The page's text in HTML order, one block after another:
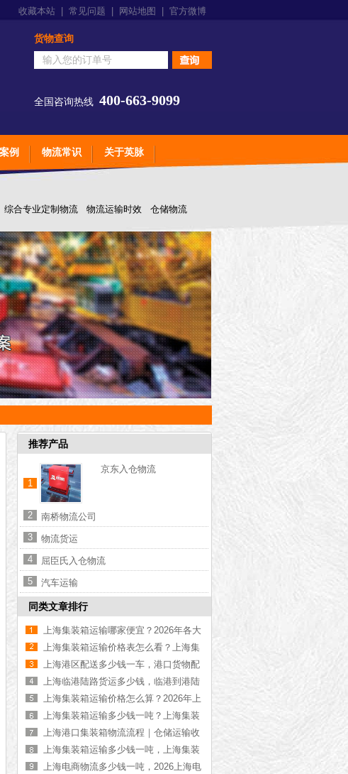
收藏本站 常见问题 网站地图 官方微博
货物查询
全国咨询热线 400-663-9099
例 物流常识 关于英脉
综合专业定制物流 物流运输时效 仓储物流
推荐产品
1
京东入仓物流
2
南桥物流公司
3
物流货运
4
屈臣氏入仓物流
5
汽车运输
同类文章排行
上海集装箱运输哪家便宜？2026年各大
物流公司推荐【最新更新】
上海集装箱运输价格表怎么看？上海集
装箱运输价格指南【最新更新】
上海港区配送多少钱一车，港口货物配
送服务收费价格表【含最新报价】
上海临港陆路货运多少钱，临港到港陆
路运输收费标准【含价格表】
上海集装箱运输价格怎么算？2026年上
海集装箱运输价格指南【最新更新】
上海集装箱运输多少钱一吨？上海集装
箱运输价格（含价格表）
上海港口集装箱物流流程｜仓储运输收
费标准2026｜港口物流【行业百科】
上海集装箱运输多少钱一吨，上海集装
箱运输价格（含价格表）
上海电商物流多少钱一吨，2026上海电